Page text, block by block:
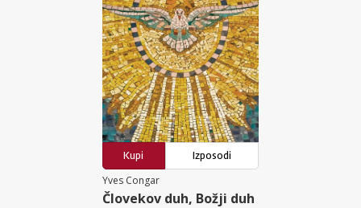
Kupi
Izposodi
Yves Congar
Človekov duh, Božji duh